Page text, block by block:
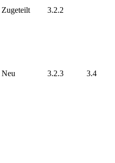
Zugeteilt 3.2.2
Neu 3.2.3 3.4